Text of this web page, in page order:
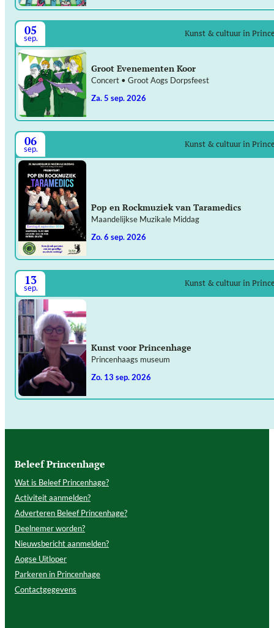
05
sep. Kunst & cultuur in
Groot Evenementen Koor
Concert • Groot Aogs Dorpsfeest
za. 5 sep. 2026
06
sep. Kunst & cultuur in
Pop en Rockmuziek van Taramedics
Maandelijkse Muzikale Middag
zo. 6 sep. 2026
13
sep. Kunst & cultuur in
Kunst voor Princenhage
Princenhaags museum
zo. 13 sep. 2026
Beleef Princenhage
Wat is Beleef Princenhage?
Activiteit aanmelden?
Adverteren Beleef Princenhage?
Deelnemer worden?
Nieuwsbericht aanmelden?
Aogse Uitloper
Parkeren in Princenhage
Contactgegevens